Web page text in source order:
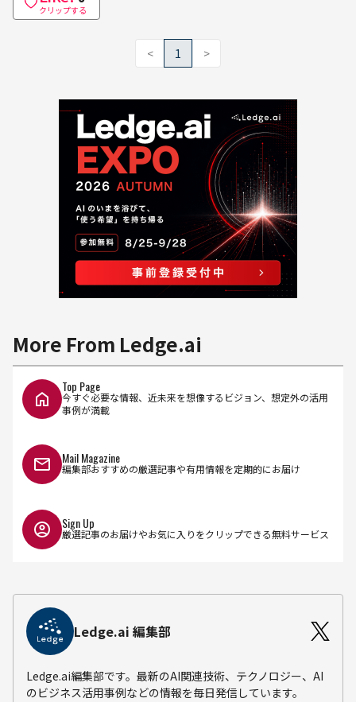
クリップする
< 1 >
More From Ledge.ai
Top Page
今すぐ必要な情報、近未来を想像するビジョン、想定外の活用
事例が満載
Mail Magazine
編集部おすすめの厳選記事や有用情報を定期的にお届け
Sign Up
厳選記事のお届けやお気に入りをクリップできる無料サービス
Ledge.ai 編集部
Ledge.ai編集部です。最新のAI関連技術、テクノロジー、AI
のビジネス活用事例などの情報を毎日発信しています。